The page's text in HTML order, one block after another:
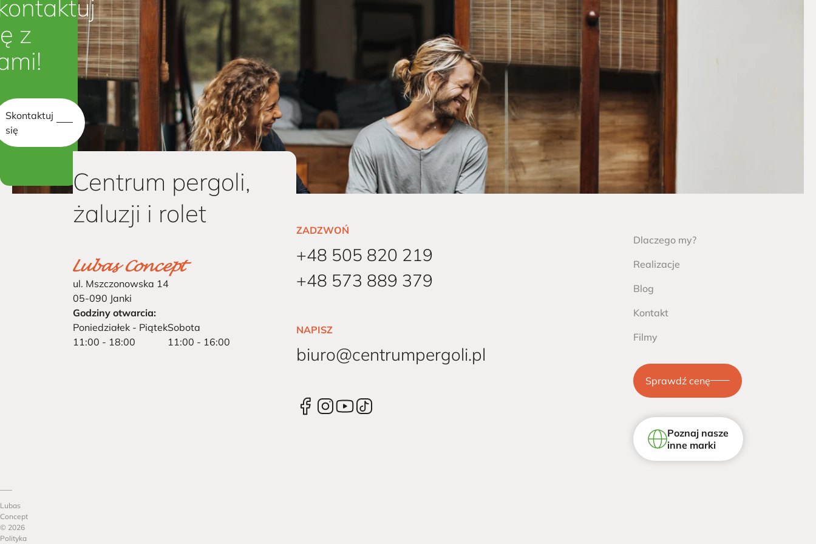
z
Skontaktuj
się
Centrum pergoli,
żaluzji i rolet
ul. Mszczonowska 14
05-090 Janki
Godziny otwarcia:
Poniedziałek - Piątek
11:00 - 18:00
Sobota
11:00 - 16:00
ZADZWOŃ
+48 505 820 219
+48 573 889 379
NAPISZ
biuro@centrumpergoli.pl
Dlaczego my?
Realizacje
Blog
Kontakt
Filmy
Sprawdź cenę
Poznaj nasze
inne marki
Lubas
Concept
© 2026
Polityka